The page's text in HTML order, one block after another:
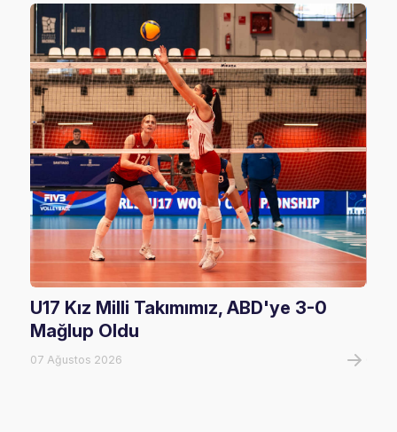
U17 Kız Milli Takımımız, ABD'ye 3-0
Mağlup Oldu
07 Ağustos 2026